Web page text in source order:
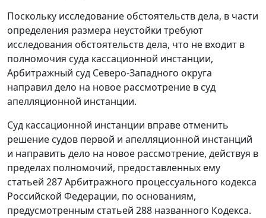
Поскольку исследование обстоятельств дела, в части
определения размера неустойки требуют
исследования обстоятельств дела, что не входит в
полномочия суда кассационной инстанции,
Арбитражный суд Северо-Западного округа
направил дело на новое рассмотрение в суд
апелляционной инстанции.
Суд кассационной инстанции вправе отменить
решение судов первой и апелляционной инстанций
и направить дело на новое рассмотрение, действуя в
пределах полномочий, предоставленных ему
статьей 287Арбитражного процессуального кодекса
Российской Федерации, по основаниям,
предусмотренным статьей 288 названного Кодекса.